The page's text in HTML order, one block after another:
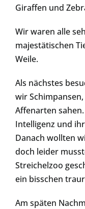
Giraffen und
Wir waren alle
majestätischen
Weile.
Als nächstes
wir
Affenarten
Intelligenz und
Danach wollten
doch leider
Streichelzoo
ein bisschen
Am späten